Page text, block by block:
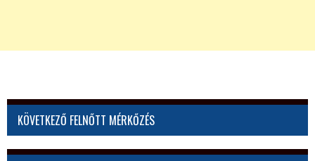
KÖVETKEZŐ FELNŐTT MÉRKŐZÉS